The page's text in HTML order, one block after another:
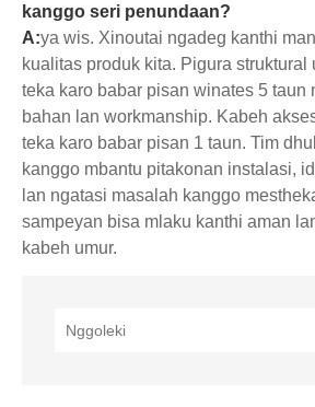
kanggo seri penundaan?
A:ya wis. Xinoutai ngadeg kanthi
kualitas produk kita. Pigura
teka karo babar pisan winates 5 taun
bahan lan workmanship. Kabeh
teka karo babar pisan 1 taun. Tim
kanggo mbantu pitakonan instalasi,
lan ngatasi masalah kanggo
sampeyan bisa mlaku kanthi aman
kabeh umur.